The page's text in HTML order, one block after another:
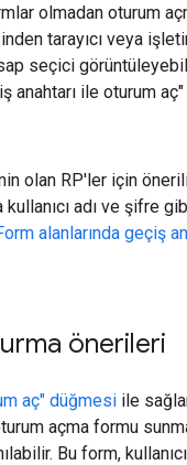
olmadan oturum
tarayıcı veya
seçici
anahtarı ile oturum
olan RP'ler için
kullanıcı adı ve şifre
alanlarında geçiş
önerileri
aç" düğmesi ile
açma formu
Bu form,